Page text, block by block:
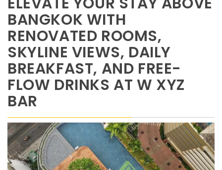
BANGKOK WITH
RENOVATED ROOMS,
SKYLINE VIEWS, DAILY
BREAKFAST, AND FREE-
FLOW DRINKS AT W XYZ
BAR